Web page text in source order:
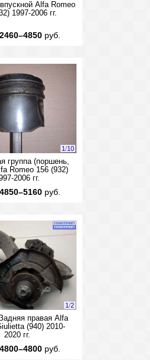
Alfa Romeo
1997-2006 гг.
2460–4850руб.
1/10
группа (поршень,
Romeo 156 (932)
2006 гг.
4850–5160руб.
1/2
правая Alfa
(940) 2010-
2020 гг.
4800–4800руб.